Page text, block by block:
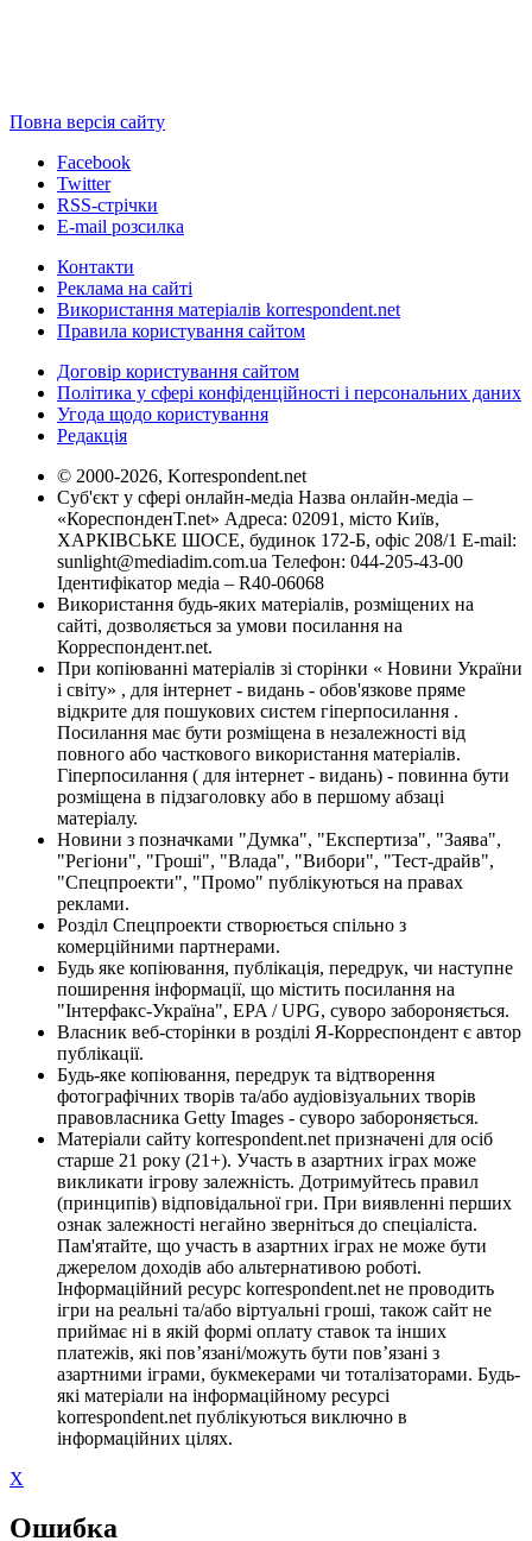
Повна версія сайту
Facebook
Twitter
RSS-стрічки
E-mail розсилка
Контакти
Реклама на сайті
Використання матеріалів korrespondent.net
Правила користування сайтом
Договір користування сайтом
Політика у сфері конфіденційності і персональних даних
Угода щодо користування
Редакція
© 2000-2026, Korrespondent.net
Суб'єкт у сфері онлайн-медіа Назва онлайн-медіа –
«КореспонденТ.net» Адреса: 02091, місто Київ,
ХАРКІВСЬКЕ ШОСЕ, будинок 172-Б, офіс 208/1 E-mail:
sunlight@mediadim.com.ua Телефон: 044-205-43-00
Ідентифікатор медіа – R40-06068
Використання будь-яких матеріалів, розміщених на
сайті, дозволяється за умови посилання на
Корреспондент.net.
При копіюванні матеріалів зі сторінки « Новини України
і світу» , для інтернет - видань - обов'язкове пряме
відкрите для пошукових систем гіперпосилання .
Посилання має бути розміщена в незалежності від
повного або часткового використання матеріалів.
Гіперпосилання ( для інтернет - видань) - повинна бути
розміщена в підзаголовку або в першому абзаці
матеріалу.
Новини з позначками "Думка", "Експертиза", "Заява",
"Регіони", "Гроші", "Влада", "Вибори", "Тест-драйв",
"Спецпроекти", "Промо" публікуються на правах
реклами.
Розділ Спецпроекти створюється спільно з
комерційними партнерами.
Будь яке копіювання, публікація, передрук, чи наступне
поширення інформації, що містить посилання на
"Інтерфакс-Україна", EPA / UPG, суворо забороняється.
Власник веб-сторінки в розділі Я-Корреспондент є автор
публікації.
Будь-яке копіювання, передрук та відтворення
фотографічних творів та/або аудіовізуальних творів
правовласника Getty Images - суворо забороняється.
Матеріали сайту korrespondent.net призначені для осіб
старше 21 року (21+). Участь в азартних іграх може
викликати ігрову залежність. Дотримуйтесь правил
(принципів) відповідальної гри. При виявленні перших
ознак залежності негайно зверніться до спеціаліста.
Пам'ятайте, що участь в азартних іграх не може бути
джерелом доходів або альтернативою роботі.
Інформаційний ресурс korrespondent.net не проводить
ігри на реальні та/або віртуальні гроші, також сайт не
приймає ні в якій формі оплату ставок та інших
платежів, які пов’язані/можуть бути пов’язані з
азартними іграми, букмекерами чи тоталізаторами. Будь-
які матеріали на інформаційному ресурсі
korrespondent.net публікуються виключно в
інформаційних цілях.
X
Ошибка